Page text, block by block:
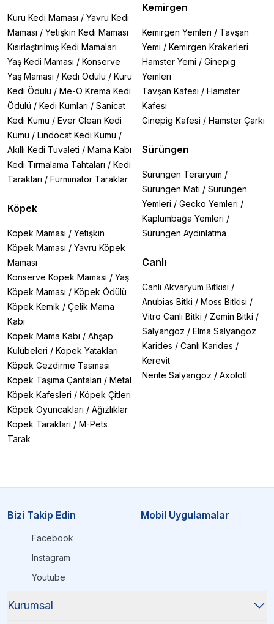
Kuru Kedi Maması / Yavru Kedi
Maması / Yetişkin Kedi Maması
Kısırlaştırılmış Kedi Mamaları
Yaş Kedi Maması / Konserve
Yaş Maması / Kedi Ödülü / Kuru
Kedi Ödülü / Me-O Krema Kedi
Ödülü / Kedi Kumları / Sanicat
Kedi Kumu / Ever Clean Kedi
Kumu / Lindocat Kedi Kumu /
Akıllı Kedi Tuvaleti / Mama Kabı
Kedi Tırmalama Tahtaları / Kedi
Tarakları / Furminator Taraklar
Köpek
Köpek Maması / Yetişkin
Köpek Maması / Yavru Köpek
Maması
Konserve Köpek Maması / Yaş
Köpek Maması / Köpek Ödülü
Köpek Kemik / Çelik Mama
Kabı
Köpek Mama Kabı / Ahşap
Kulübeleri / Köpek Yatakları
Köpek Gezdirme Tasması
Köpek Taşıma Çantaları / Metal
Köpek Kafesleri / Köpek Çitleri
Köpek Oyuncakları / Ağızlıklar
Köpek Tarakları / M-Pets
Tarak
Kemirgen
Kemirgen Yemleri / Tavşan
Yemi / Kemirgen Krakerleri
Hamster Yemi / Ginepig
Yemleri
Tavşan Kafesi / Hamster
Kafesi
Ginepig Kafesi / Hamster Çarkı
Sürüngen
Sürüngen Teraryum /
Sürüngen Matı / Sürüngen
Yemleri / Gecko Yemleri /
Kaplumbağa Yemleri /
Sürüngen Aydınlatma
Canlı
Canlı Akvaryum Bitkisi /
Anubias Bitki / Moss Bitkisi /
Vitro Canlı Bitki / Zemin Bitki /
Salyangoz / Elma Salyangoz
Karides / Canlı Karides /
Kerevit
Nerite Salyangoz / Axolotl
Bizi Takip Edin
Facebook
Instagram
Youtube
Mobil Uygulamalar
Kurumsal